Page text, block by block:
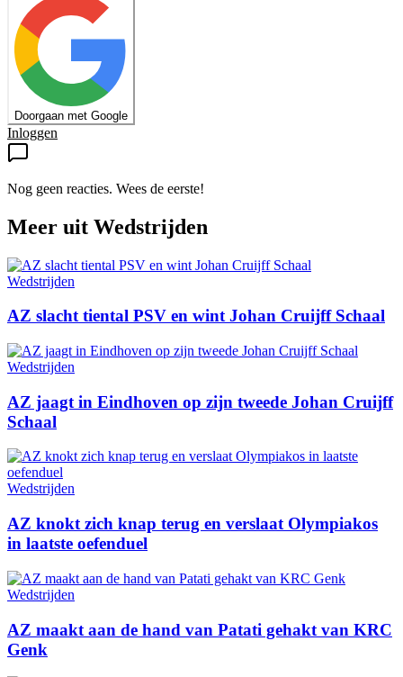
Doorgaan met Google
Inloggen
Nog geen reacties. Wees de eerste!
Meer uit Wedstrijden
Wedstrijden
AZ slacht tiental PSV en wint Johan Cruijff Schaal
Wedstrijden
AZ jaagt in Eindhoven op zijn tweede Johan Cruijff
Schaal
Wedstrijden
AZ knokt zich knap terug en verslaat Olympiakos
in laatste oefenduel
Wedstrijden
AZ maakt aan de hand van Patati gehakt van KRC
Genk